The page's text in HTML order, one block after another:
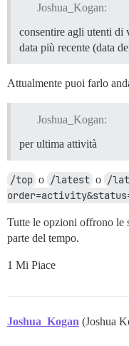
Joshua_Kogan:
consentire agli utenti di
data più recente (data
Attualmente puoi farlo
Joshua_Kogan:
per ultima attività
/top o /latest o /
Tutte le opzioni offrono le
parte del tempo.
1 Mi Piace
Joshua_Kogan (Joshua